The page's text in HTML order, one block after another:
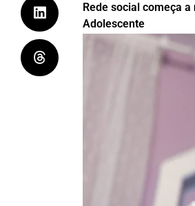
Rede social começa
Adolescente